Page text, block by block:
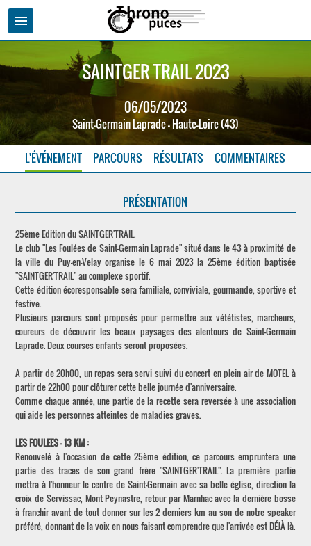
menu
SAINTGER TRAIL 2023
06/05/2023
Saint-Germain Laprade - Haute-Loire (43)
L'ÉVÉNEMENT PARCOURS RÉSULTATS COMMENTAIRES
PRÉSENTATION
25ème Edition du SAINTGER'TRAIL.
Le club "Les Foulées de Saint-Germain Laprade" situé dans le 43 à proximité de
la ville du Puy-en-Velay organise le 6 mai 2023 la 25ème édition baptisée
"SAINTGER'TRAIL" au complexe sportif.
Cette édition écoresponsable sera familiale, conviviale, gourmande, sportive et
festive.
Plusieurs parcours sont proposés pour permettre aux vététistes, marcheurs,
coureurs de découvrir les beaux paysages des alentours de Saint-Germain
Laprade. Deux courses enfants seront proposées.
A partir de 20h00, un repas sera servi suivi du concert en plein air de MOTEL à
partir de 22h00 pour clôturer cette belle journée d'anniversaire.
Comme chaque année, une partie de la recette sera reversée à une association
qui aide les personnes atteintes de maladies graves.
LES FOULEES - 13 KM :
Renouvelé à l'occasion de cette 25ème édition, ce parcours empruntera une
partie des traces de son grand frère "SAINTGER'TRAIL". La première partie
mettra à l'honneur le centre de Saint-Germain avec sa belle église, direction la
croix de Servissac, Mont Peynastre, retour par Marnhac avec la dernière bosse
à franchir avant de tout donner sur les 2 derniers km au son de notre speaker
préféré, donnant de la voix en nous faisant comprendre que l'arrivée est DÉJÀ là.